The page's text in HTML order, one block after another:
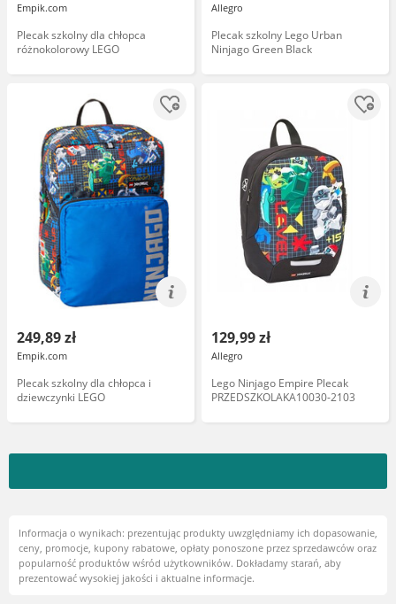
Empik.com
Plecak szkolny dla chłopca
różnokolorowy LEGO
Allegro
Plecak szkolny Lego Urban
Ninjago Green Black
249,89 zł
Empik.com
Plecak szkolny dla chłopca i
dziewczynki LEGO
129,99 zł
Allegro
Lego Ninjago Empire Plecak
PRZEDSZKOLAKA10030-2103
Informacja o wynikach: prezentując produkty uwzględniamy ich dopasowanie,
ceny, promocje, kupony rabatowe, opłaty ponoszone przez sprzedawców oraz
popularność produktów wśród użytkowników. Dokładamy starań, aby
prezentować wysokiej jakości i aktualne informacje.